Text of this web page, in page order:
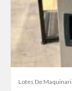
Lotes De